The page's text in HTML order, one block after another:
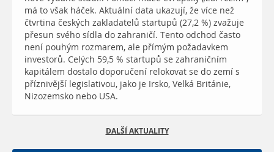
má to však háček. Aktuální data ukazují, že více než
čtvrtina českých zakladatelů startupů (27,2 %) zvažuje
přesun svého sídla do zahraničí. Tento odchod často
není pouhým rozmarem, ale přímým požadavkem
investorů. Celých 59,5 % startupů se zahraničním
kapitálem dostalo doporučení relokovat se do zemí s
příznivější legislativou, jako je Irsko, Velká Británie,
Nizozemsko nebo USA.
DALŠÍ AKTUALITY